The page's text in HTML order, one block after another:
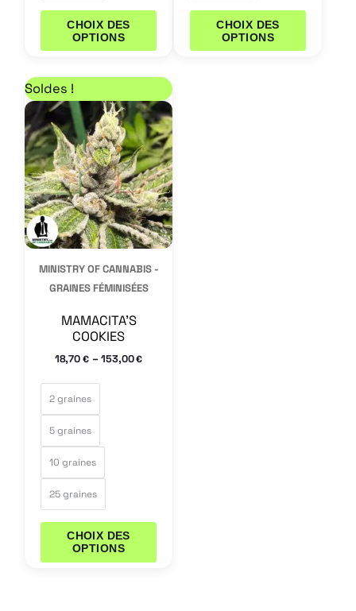
CHOIX DES
OPTIONS
CHOIX DES
OPTIONS
Soldes !
MINISTRY OF CANNABIS -
GRAINES FÉMINISÉES
MAMACITA’S
COOKIES
18,70 €–153,00€
Plage de prix : 18,70 € à 153,00 €
2 graines
5 graines
10 graines
25 graines
CHOIX DES
OPTIONS
Ce
produit
a
plusieurs
variations.
Les
options
du